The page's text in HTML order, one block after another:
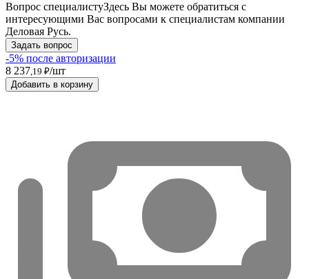
Вопрос специалистуЗдесь Вы можете обратиться с
интересующими Вас вопросами к специалистам компании
Деловая Русь.
Задать вопрос
-5% после авторизации
8 237,19 ₽/шт
Добавить в корзину